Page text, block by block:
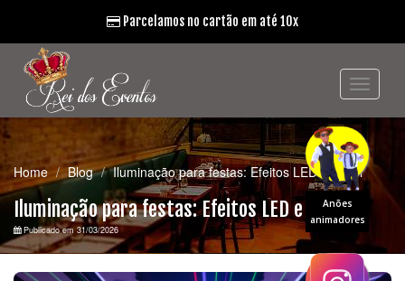
Anões
animadores
Parcelamos no cartão em até 10x
Home Blog Iluminação para festas: Efeitos LED e Laser
Iluminação para festas: Efeitos LED e Laser
Publicado em 31/03/2026